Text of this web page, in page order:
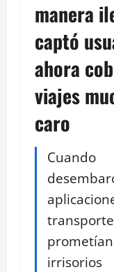
manera
captó
ahora
viajes
caro
Cuando
transporte
irrisorios